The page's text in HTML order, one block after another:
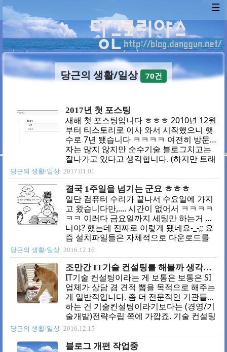
☰
당근의 생활/일상 70건
2017년 첫 포스팅
새해 첫 포스팅입니다 ㅎㅎㅎ 2010년 12월
부터 티스토리로 이사 와서 시작했으니 햇
수로 7년 됐습니다 ㅋㅋㅋㅋ 여전히 방문
자는 많지 않지만 순수기술 블로그치고는
잘나가고 있다고 생각합니다. (하지만 트래
픽 분석해보면 기술과 관련 없는 게 많다는
게 함정 ㅜㅡ) ?여튼 2017년도 분발해 보겠
습니다 ㅎㅎㅎ
당근의 생활/일상 2017.01.01
결국 1주일을 넘기는 군요 ㅎㅎㅎ
일단 컴퓨터 수리가 끝나서 수요일에 가지
고 왔습니다만,.... 시간이 없어서 ㅋㅋㅋㅋ
ㅋㅋ 이러다 금요일까지 세팅만 하는거 아
니야? 했는데 진짜로 이렇게 됐네요-_-;; 요
즘 설치파일들은 자체적으로 다운로드를
받아서 진행하는 방식이라. SSD로 교체한
보람도 없이 다운로드 속도 때문에 뭐하나
설치하면 2~3시간씩 날렸습니다 ㅋㅋㅋㅋ
그리고 복구지점 만들었더니......120g ... 비
주얼 스튜디오로 하는 작업이 많아서 옵션
을 몇개 추가했더니 100g가까이 혼자 먹네
요 ㅎㄷㄷㄷ 윈도우즈 깨지고 그래픽카드
나가고 아주 다사다난합니다 ㅎㅎ 혹시 이
것도 최순실의 음모!!!!!!! 판사님 이글 우리
집 개가 쓴겁니다 ㅋ
당근의 생활/일상 2016.12.16
조만간 IT기술 컨설팅를 해볼까 생각중입니다.
IT기술 컨설팅이라는 게 보통은 보통은 SI
업체가 상담 겸 견적 뽑을 목적으로 해주는
게 일반적입니다. 좀 더 전문적인 기관들이
하는 건 기술컨설팅이라기보다는 (경영/기
술개발)전략수립 쪽에 가깝죠. 기술 컨설팅
이 이럴수 밖에 없는 이유가 돈이 되지 않
기 때문입니다. 그러다 보니 순수 기술 컨
설팅이 필요하신 분들은 딱히 방법이 없던
당근의 생활/일상 2016.12.15
블로그 개편 작업중